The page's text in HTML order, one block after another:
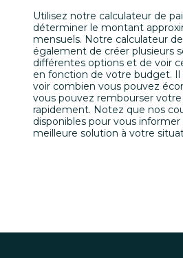
Utilisez notre calculateur de
déterminer le montant
mensuels. Notre calculateur
également de créer plusieurs
différentes options et de voir
en fonction de votre budget.
voir combien vous pouvez
vous pouvez rembourser
rapidement. Notez que nos
disponibles pour vous
meilleure solution à votre